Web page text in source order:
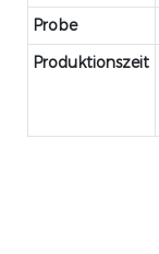
Probe
Produktionszeit